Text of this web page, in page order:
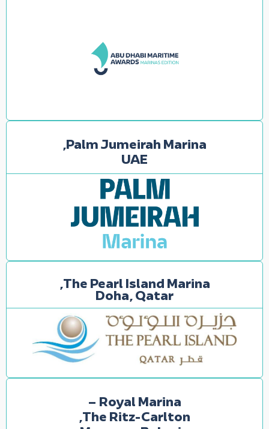
Palm Jumeirah Marina,
UAE
The Pearl Island Marina,
Doha, Qatar
Royal Marina –
The Ritz-Carlton,